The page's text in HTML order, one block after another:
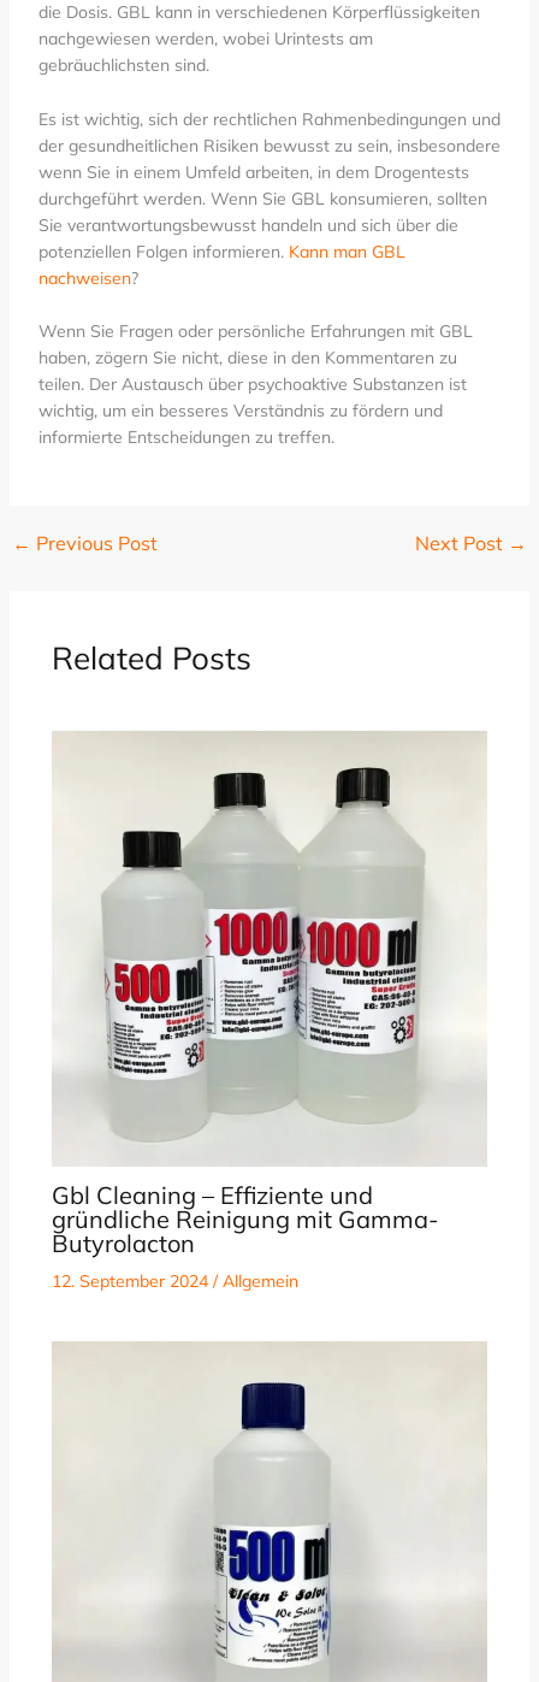
die Dosis. GBL kann in verschiedenen Körperflüssigkeiten
nachgewiesen werden, wobei Urintests am
gebräuchlichsten sind.
Es ist wichtig, sich der rechtlichen Rahmenbedingungen und
der gesundheitlichen Risiken bewusst zu sein, insbesondere
wenn Sie in einem Umfeld arbeiten, in dem Drogentests
durchgeführt werden. Wenn Sie GBL konsumieren, sollten
Sie verantwortungsbewusst handeln und sich über die
potenziellen Folgen informieren. Kann man GBL
nachweisen?
Wenn Sie Fragen oder persönliche Erfahrungen mit GBL
haben, zögern Sie nicht, diese in den Kommentaren zu
teilen. Der Austausch über psychoaktive Substanzen ist
wichtig, um ein besseres Verständnis zu fördern und
informierte Entscheidungen zu treffen.
← Previous Post Next Post →
Related Posts
Gbl Cleaning – Effiziente und
gründliche Reinigung mit Gamma-
Butyrolacton
12. September 2024 /Allgemein